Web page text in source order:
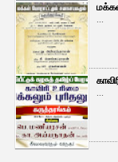
...
...